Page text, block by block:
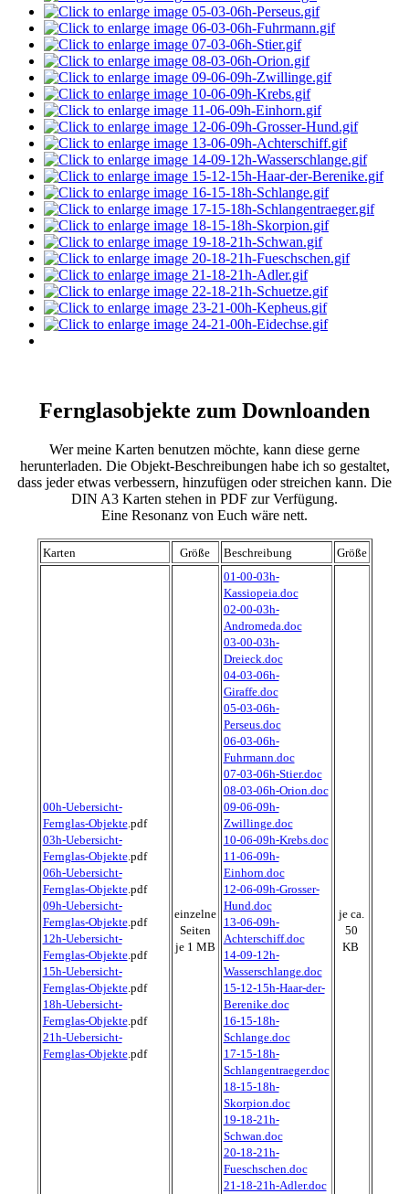
Fernglasobjekte zum Downloanden
Wer meine Karten benutzen möchte, kann diese gerne
herunterladen. Die Objekt-Beschreibungen habe ich so gestaltet,
dass jeder etwas verbessern, hinzufügen oder streichen kann. Die
DIN A3 Karten stehen in PDF zur Verfügung.
Eine Resonanz von Euch wäre nett.
Karten Größe Beschreibung Größe
00h-Uebersicht-
Fernglas-Objekte.pdf
03h-Uebersicht-
Fernglas-Objekte.pdf
06h-Uebersicht-
Fernglas-Objekte.pdf
09h-Uebersicht-
Fernglas-Objekte.pdf
12h-Uebersicht-
Fernglas-Objekte.pdf
15h-Uebersicht-
Fernglas-Objekte.pdf
18h-Uebersicht-
Fernglas-Objekte.pdf
21h-Uebersicht-
Fernglas-Objekte.pdf
einzelne
Seiten
je 1 MB
01-00-03h-
Kassiopeia.doc
02-00-03h-
Andromeda.doc
03-00-03h-
Dreieck.doc
04-03-06h-
Giraffe.doc
05-03-06h-
Perseus.doc
06-03-06h-
Fuhrmann.doc
07-03-06h-Stier.doc
08-03-06h-Orion.doc
09-06-09h-
Zwillinge.doc
10-06-09h-Krebs.doc
11-06-09h-
Einhorn.doc
12-06-09h-Grosser-
Hund.doc
13-06-09h-
Achterschiff.doc
14-09-12h-
Wasserschlange.doc
15-12-15h-Haar-der-
Berenike.doc
16-15-18h-
Schlange.doc
17-15-18h-
Schlangentraeger.doc
18-15-18h-
Skorpion.doc
19-18-21h-
Schwan.doc
20-18-21h-
Fueschschen.doc
21-18-21h-Adler.doc
je ca.
50
KB